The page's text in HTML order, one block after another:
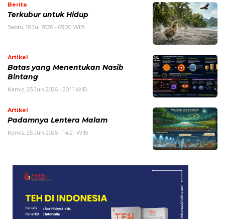
Berita
Terkubur untuk Hidup
Sabtu, 18 Jul 2026 - 09:20 WIB
Artikel
Batas yang Menentukan Nasib
Bintang
Kamis, 25 Jun 2026 - 20:11 WIB
Artikel
Padamnya Lentera Malam
Kamis, 25 Jun 2026 - 14:21 WIB